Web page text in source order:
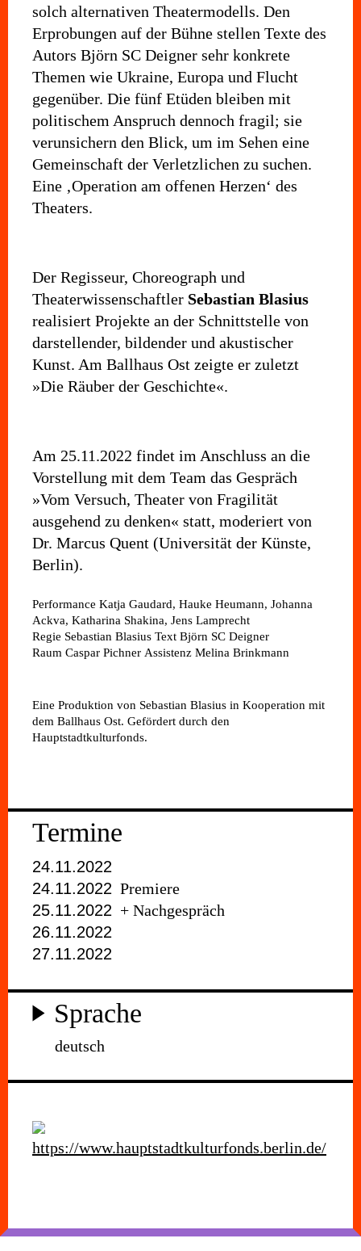
solch alternativen Theatermodells. Den
Erprobungen auf der Bühne stellen Texte des
Autors Björn SC Deigner sehr konkrete
Themen wie Ukraine, Europa und Flucht
gegenüber. Die fünf Etüden bleiben mit
politischem Anspruch dennoch fragil; sie
verunsichern den Blick, um im Sehen eine
Gemeinschaft der Verletzlichen zu suchen.
Eine ‚Operation am offenen Herzen‘ des
Theaters.
Der Regisseur, Choreograph und
Theaterwissenschaftler Sebastian Blasius
realisiert Projekte an der Schnittstelle von
darstellender, bildender und akustischer
Kunst. Am Ballhaus Ost zeigte er zuletzt
»Die Räuber der Geschichte«.
Am 25.11.2022 findet im Anschluss an die
Vorstellung mit dem Team das Gespräch
»Vom Versuch, Theater von Fragilität
ausgehend zu denken« statt, moderiert von
Dr. Marcus Quent (Universität der Künste,
Berlin).
Performance Katja Gaudard, Hauke Heumann, Johanna
Ackva, Katharina Shakina, Jens Lamprecht
Regie Sebastian Blasius Text Björn SC Deigner
Raum Caspar Pichner Assistenz Melina Brinkmann
Eine Produktion von Sebastian Blasius in Kooperation mit
dem Ballhaus Ost. Gefördert durch den
Hauptstadtkulturfonds.
Termine
24.11.2022
24.11.2022 Premiere
25.11.2022 + Nachgespräch
26.11.2022
27.11.2022
Sprache
deutsch